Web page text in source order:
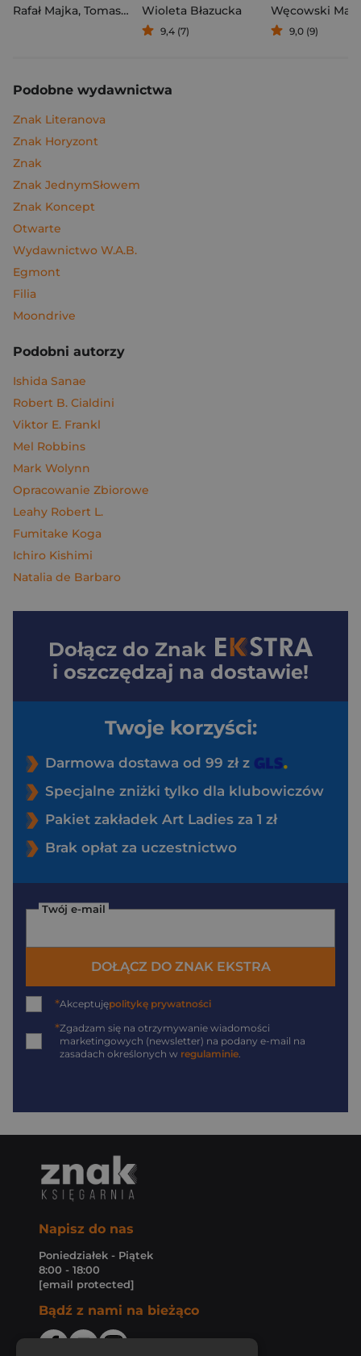
Rafał Majka, Tomasz Kalemba
Wioleta Błazucka
9,4 (7)
Węcowski
9,0 (9)
Podobne wydawnictwa
Znak Literanova
Znak Horyzont
Znak
Znak JednymSłowem
Znak Koncept
Otwarte
Wydawnictwo W.A.B.
Egmont
Filia
Moondrive
Podobni autorzy
Ishida Sanae
Robert B. Cialdini
Viktor E. Frankl
Mel Robbins
Mark Wolynn
Opracowanie Zbiorowe
Leahy Robert L.
Fumitake Koga
Ichiro Kishimi
Natalia de Barbaro
Dołącz do Znak
i oszczędzaj na dostawie!
Twoje korzyści:
Darmowa dostawa od 99 zł z
Specjalne zniżki tylko dla klubowiczów
Pakiet zakładek Art Ladies za 1 zł
Brak opłat za uczestnictwo
Twój e-mail
DOŁĄCZ DO ZNAK EKSTRA
*Akceptujępolitykę prywatności
*Zgadzam się na otrzymywanie wiadomości
marketingowych (newsletter) na podany e-mail na
zasadach określonych w regulaminie.
Napisz do nas
Poniedziałek - Piątek
8:00 - 18:00
[email protected]
Bądź z nami na bieżąco